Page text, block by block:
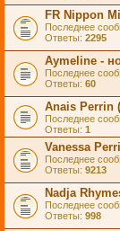
FR Nippon
Последнее
Ответы: 2295
Aymeline -
Последнее
Ответы: 60
Anais Perrin
Последнее
Ответы: 1
Vanessa
Последнее
Ответы: 9213
Nadja
Последнее
Ответы: 998